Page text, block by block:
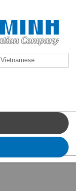
Vietnamese